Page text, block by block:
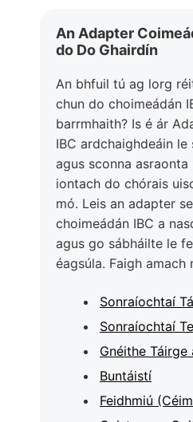
An Adapter
do Do Ghairdín
An bhfuil tú ag lorg
chun do choimeádán
barrmhaith? Is é ár
IBC ardchaighdeáin le
agus sconna asraonta
iontach do chórais
mó. Leis an adapter
choimeádán IBC a
agus go sábháilte le
éagsúla. Faigh amach
Sonraíochtaí
Sonraíochtaí
Gnéithe
Buntáistí
Feidhmiú